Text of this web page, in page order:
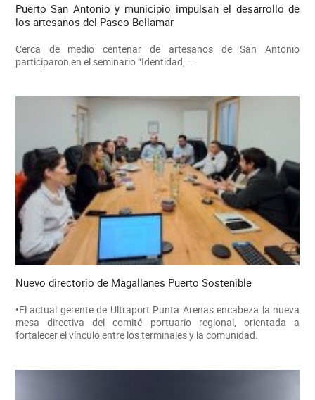
Puerto San Antonio y municipio impulsan el desarrollo de
los artesanos del Paseo Bellamar
Cerca de medio centenar de artesanos de San Antonio
participaron en el seminario “Identidad,...
Nuevo directorio de Magallanes Puerto Sostenible
•El actual gerente de Ultraport Punta Arenas encabeza la nueva
mesa directiva del comité portuario regional, orientada a
fortalecer el vínculo entre los terminales y la comunidad.